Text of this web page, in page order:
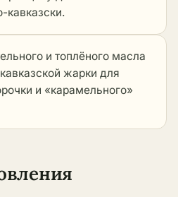
кавказски.
и топлёного масла
жарки для
и «карамельного»